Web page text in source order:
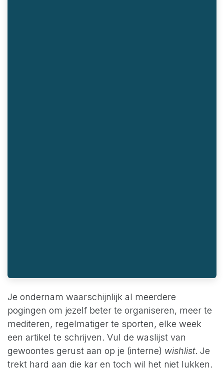
Je ondernam waarschijnlijk al meerdere
pogingen om jezelf beter te organiseren, meer te
mediteren, regelmatiger te sporten, elke week
een artikel te schrijven. Vul de waslijst van
gewoontes gerust aan op je (interne) wishlist. Je
trekt hard aan die kar en toch wil het niet lukken.